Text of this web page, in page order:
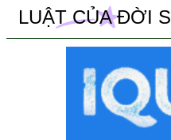
LUẬT CỦA ĐỜI